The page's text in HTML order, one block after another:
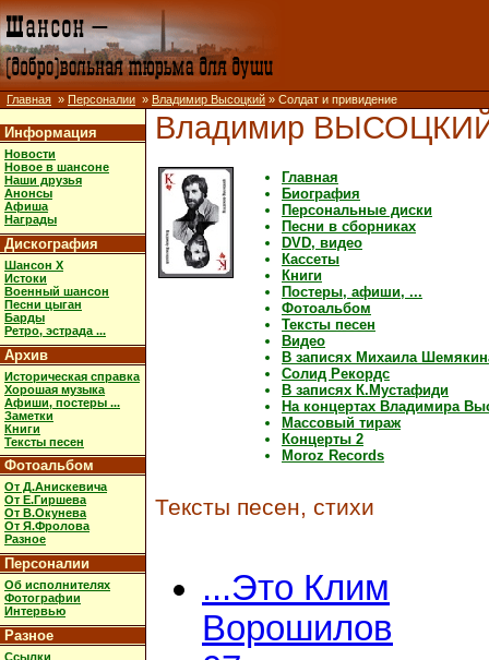
Главная » Персоналии » Владимир Высоцкий » Солдат и привидение
Информация
Новости
Новое в шансоне
Наши друзья
Анонсы
Афиша
Награды
Дискография
Шансон X
Истоки
Военный шансон
Песни цыган
Барды
Ретро, эстрада ...
Архив
Историческая справка
Хорошая музыка
Афиши, постеры ...
Заметки
Книги
Тексты песен
Фотоальбом
От Д.Анискевича
От Е.Гиршева
От В.Окунева
От Я.Фролова
Разное
Персоналии
Об исполнителях
Фотографии
Интервью
Разное
Ссылки
Владимир
Главная
Биография
Персональные диски
Песни в сборниках
DVD, видео
Кассеты
Книги
Постеры, афиши, ...
Фотоальбом
Тексты песен
Видео
В записях Михаила
Солид Рекордс
В записях К.Мустафиди
На концертах Владимира
Массовый тираж
Концерты 2
Moroz Records
Тексты песен, стихи
...Это Клим
Ворошилов